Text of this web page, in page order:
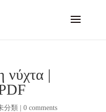
νύχτα |
分類 0 comments